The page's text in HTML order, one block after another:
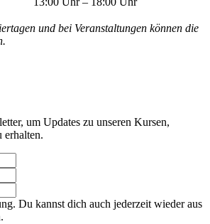
und bei Veranstaltungen können die
um Updates zu unseren Kursen,
erhalten.
Du kannst dich auch jederzeit wieder aus